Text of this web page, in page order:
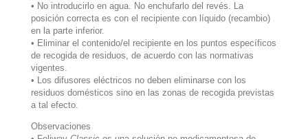
• No introducirlo en agua. No enchufarlo del revés. La
posición correcta es con el recipiente con líquido (recambio)
en la parte inferior.
• Eliminar el contenido/el recipiente en los puntos específicos
de recogida de residuos, de acuerdo con las normativas
vigentes.
• Los difusores eléctricos no deben eliminarse con los
residuos domésticos sino en las zonas de recogida previstas
a tal efecto.
Observaciones